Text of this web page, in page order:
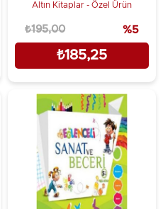
Altın Kitaplar - Özel Ürün
₺185,25
₺195,00 %5